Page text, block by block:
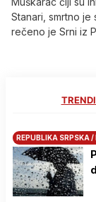
Stanari, smrtno je
rečeno je Srni iz
REPUBLIKA SRPSKA /